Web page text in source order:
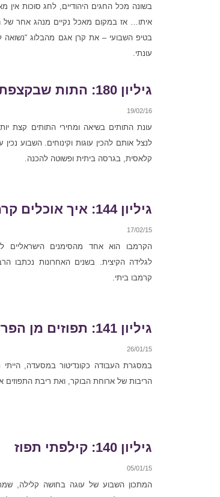
בשונה מכל החגים היהודיים, לחג סוכות אין
איתו… אז במקום מאכל נקיים מנהג אחר של
בטיפ השבועי – את קרן אגם מהבלוג “נשואה
עונתי.
גיליון 180: התות שבקצפת
19/02/16
עונת התותים בשיאה ומחירי התותים קצת
לנצל אותם להכין עוגות וקינוחים. השבוע נכין
קלאסית, בגרסה ביתית ופשוטה להכנה.
גיליון 144: איך אוכלים קרמבו?
17/02/15
הקרמבו הוא אחד מהסימנים הישראליים
לגלידה הקיצית. בשנים האחרונות נכתבו
קרמבו ביתי.
גיליון 141: תפוזים מן הפרדס
26/01/15
במסגרת העבודה כקונדיטור במסעדה,
הריבות של ארוחת הבוקר, ואת ריבת התפוזים
גיליון 140: קילפתי תפוז
05/01/15
המתכון השבוע של עוגה בחושה קלילה,